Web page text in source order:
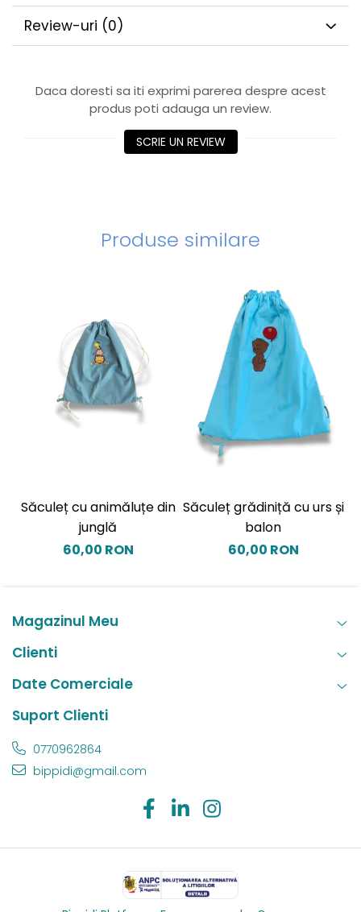
Review-uri (0)
Daca doresti sa iti exprimi parerea despre acest
produs poti adauga un review.
SCRIE UN REVIEW
Produse similare
Săculeț cu animăluțe din
junglă
60,00 RON
Săculeț grădiniță cu urs și
balon
60,00 RON
Magazinul Meu
Clienti
Date Comerciale
Suport Clienti
0770962864
bippidi@gmail.com